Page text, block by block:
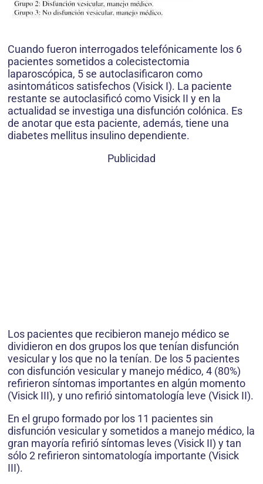
Cuando fueron interrogados telefónicamente los 6
pacientes sometidos a colecistectomia
laparoscópica, 5 se autoclasificaron como
asintomáticos satisfechos (Visick I). La paciente
restante se autoclasificó como Visick II y en la
actualidad se investiga una disfunción colónica. Es
de anotar que esta paciente, además, tiene una
diabetes mellitus insulino dependiente.
Publicidad
Los pacientes que recibieron manejo médico se
dividieron en dos grupos los que tenían disfunción
vesicular y los que no la tenían. De los 5 pacientes
con disfunción vesicular y manejo médico, 4 (80%)
refirieron síntomas importantes en algún momento
(Visick III), y uno refirió sintomatología leve (Visick II).
En el grupo formado por los 11 pacientes sin
disfunción vesicular y sometidos a manejo médico, la
gran mayoría refirió síntomas leves (Visick II) y tan
sólo 2 refirieron sintomatología importante (Visick
III).